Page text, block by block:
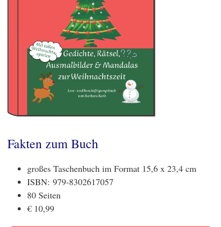
Fakten zum Buch
großes Taschenbuch im Format 15,6 x 23,4 cm
ISBN: 979-8302617057
80 Seiten
€ 10,99